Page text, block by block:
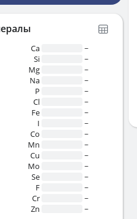
Ca
~
Si
~
Mg
~
Na
~
P
~
Cl
~
Fe
~
I
~
Co
~
Mn
~
Cu
~
Mo
~
Se
~
F
~
Cr
~
Zn
~